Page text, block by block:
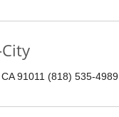
91011 (818) 535-4989